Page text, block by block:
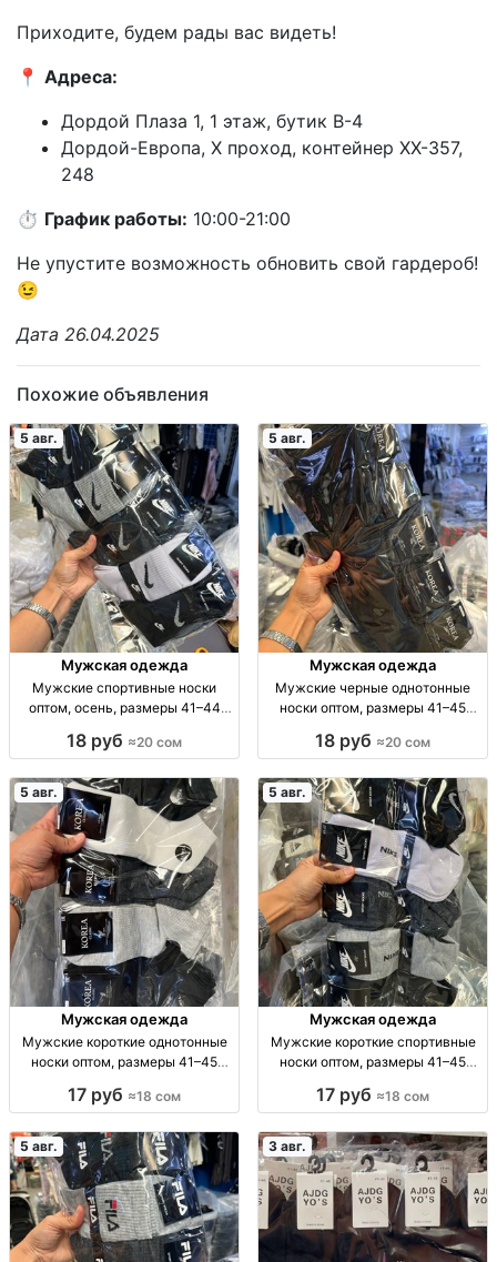
Приходите, будем рады вас видеть!
📍 Адреса:
Дордой Плаза 1, 1 этаж, бутик В-4
Дордой-Европа, X проход, контейнер XX-357,
248
⏱️ График работы: 10:00-21:00
Не упустите возможность обновить свой гардероб!
😉
Дата 26.04.2025
Похожие объявления
5 авг.
Мужская одежда
Мужские спортивные носки
оптом, осень, размеры 41–44
44, уп. 10 шт., опт.
18 руб ≈20 сом
5 авг.
Мужская одежда
Мужские черные однотонные
носки оптом, размеры 41–45
41–45, уп. 10 пар, опт.
18 руб ≈20 сом
5 авг.
Мужская одежда
Мужские короткие однотонные
носки оптом, размеры 41–45
р 41–45, опт: 18 сом/пара, компл.
17 руб ≈18 сом
5 авг.
Мужская одежда
Мужские короткие спортивные
носки оптом, размеры 41–45
уп. 10 шт. — 180 сом
17 руб ≈18 сом
5 авг. 3 авг.